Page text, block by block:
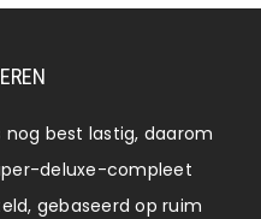
nog best lastig, daarom
deluxe-compleet
gebaseerd op ruim